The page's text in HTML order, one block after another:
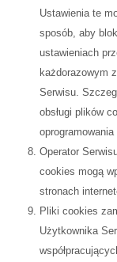
Ustawienia te
sposób, aby
ustawieniach
każdorazowym
Serwisu.
obsługi plików
Operator
cookies mogą
stronach
Pliki cookies
Użytkownika